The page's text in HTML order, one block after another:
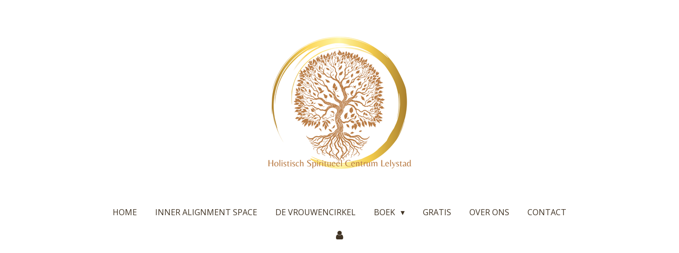
HOME INNER ALIGNMENT SPACE DE VROUWENCIRKEL BOEK GRATIS OVER ONS CONTACT